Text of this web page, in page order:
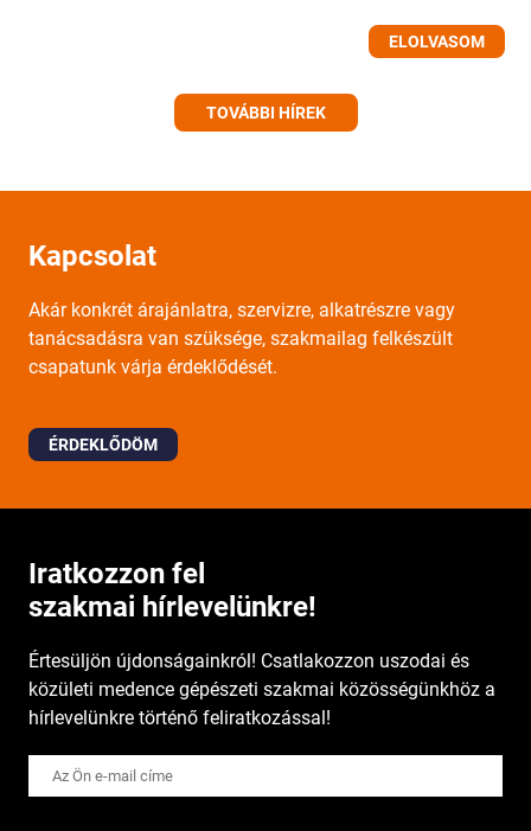
ELOLVASOM
TOVÁBBI HÍREK
Kapcsolat
Akár konkrét árajánlatra, szervizre, alkatrészre vagy
tanácsadásra van szüksége, szakmailag felkészült
csapatunk várja érdeklődését.
ÉRDEKLŐDÖM
Iratkozzon fel
szakmai hírlevelünkre!
Értesüljön újdonságainkról! Csatlakozzon uszodai és
közületi medence gépészeti szakmai közösségünkhöz a
hírlevelünkre történő feliratkozással!